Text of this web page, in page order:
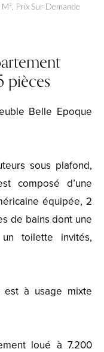
Prix Sur Demande
pièces
Belle Epoque
sous plafond,
composé d’une
équipée, 2
de bains dont une
toilette invités,
à usage mixte
loué à 7.200